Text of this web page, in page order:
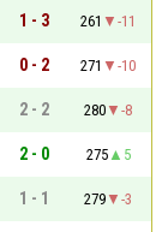
1 - 3 261
-11
0 - 2 271
-10
2 - 2 280
-8
2 - 0 275
5
1 - 1 279
-3